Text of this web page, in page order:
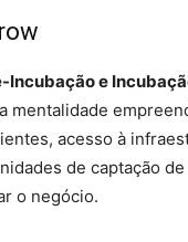
Incubação e
mentalidade
acesso à
de captação
o negócio.